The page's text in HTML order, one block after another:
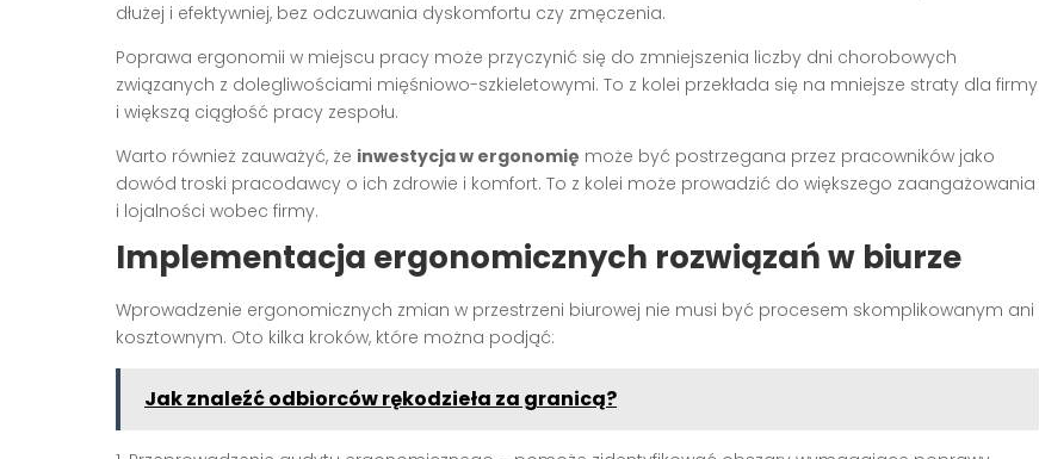
dłużej i efektywniej, bez odczuwania dyskomfortu czy zmęczenia.
Poprawa ergonomii w miejscu pracy może przyczynić się do zmniejszenia liczby dni chorobowych
związanych z dolegliwościami mięśniowo-szkieletowymi. To z kolei przekłada się na mniejsze straty dla firmy
i większą ciągłość pracy zespołu.
Warto również zauważyć, że inwestycja w ergonomię może być postrzegana przez pracowników jako
dowód troski pracodawcy o ich zdrowie i komfort. To z kolei może prowadzić do większego zaangażowania
i lojalności wobec firmy.
Implementacja ergonomicznych rozwiązań w biurze
Wprowadzenie ergonomicznych zmian w przestrzeni biurowej nie musi być procesem skomplikowanym ani
kosztownym. Oto kilka kroków, które można podjąć:
Jak znaleźć odbiorców rękodzieła za granicą?